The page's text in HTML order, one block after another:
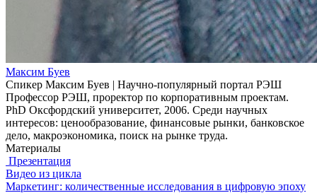
Максим Буев
Спикер Максим Буев | Научно-популярный портал РЭШ
Профессор РЭШ, проректор по корпоративным проектам.
PhD Оксфордский университет, 2006. Среди научных
интересов: ценообразование, финансовые рынки, банковское
дело, макроэкономика, поиск на рынке труда.
Материалы
Презентация
Видео из цикла
Маркетинг: количественные исследования в цифровую эпоху